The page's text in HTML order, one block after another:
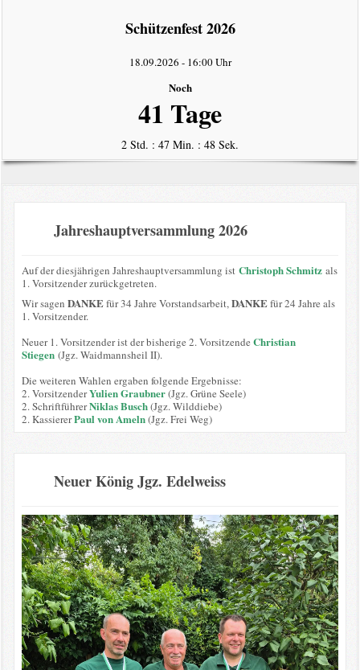
Schützenfest 2026
18.09.2026 - 16:00 Uhr
Noch
41 Tage
2 Std. : 47 Min. : 48 Sek.
Jahreshauptversammlung 2026
Auf der diesjährigen Jahreshauptversammlung ist Christoph Schmitzals
1. Vorsitzender zurückgetreten.
Wir sagen DANKEfür 34 Jahre Vorstandsarbeit,DANKEfür 24 Jahre als
1. Vorsitzender.
Neuer 1. Vorsitzender ist der bisherige 2. Vorsitzende Christian
Stiegen (Jgz. Waidmannsheil II).
Die weiteren Wahlen ergaben folgende Ergebnisse:
2. VorsitzenderYulien Graubner(Jgz. Grüne Seele)
2. SchriftführerNiklas Busch(Jgz. Wilddiebe)
2. KassiererPaul von Ameln(Jgz. Frei Weg)
Neuer König Jgz. Edelweiss